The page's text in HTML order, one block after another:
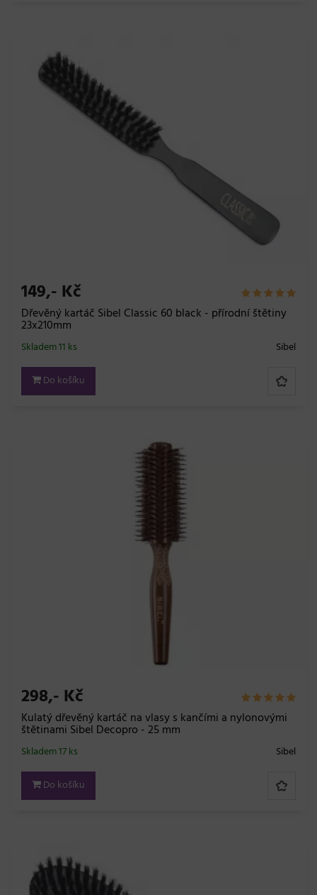
149,- Kč
Dřevěný kartáč Sibel Classic 60 black - přírodní štětiny
23x210mm
Sibel
Skladem 11 ks
Do košíku
298,- Kč
Kulatý dřevěný kartáč na vlasy s kančími a nylonovými
štětinami Sibel Decopro - 25 mm
Sibel
Skladem 17 ks
Do košíku